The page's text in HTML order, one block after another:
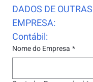
DADOS DE
EMPRESA:
Contábil:
Nome do Empresa *